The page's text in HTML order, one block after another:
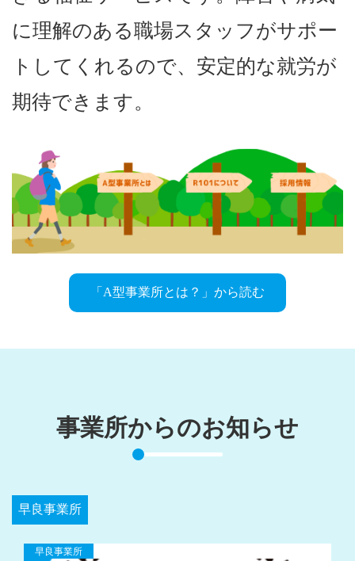
に理解のある職場スタッフがサポー
トしてくれるので、安定的な就労が
期待できます。
「A型事業所とは？」から読む
事業所からのお知らせ
早良事業所
早良事業所